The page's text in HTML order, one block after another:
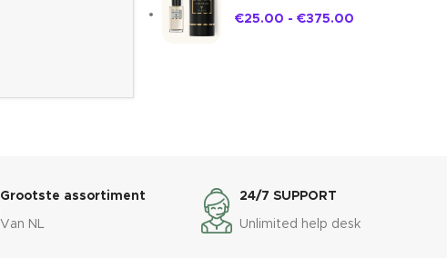
€25.00 - €375.00
Grootste assortiment
Van NL
24/7 SUPPORT
Unlimited help desk